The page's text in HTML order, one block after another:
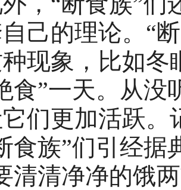
己的理论。“
现象，比如冬
食”一天。从
们更加活跃
食族”们引经
清清净净的饿